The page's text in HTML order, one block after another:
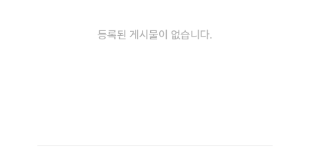
등록된 게시물이 없습니다.